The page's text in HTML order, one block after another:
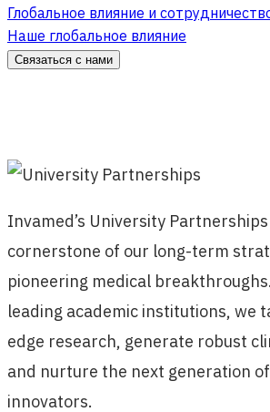
Глобальное влияние и
Наше глобальное влияние
Связаться с нами
Invamed’s University
cornerstone of our long-term
pioneering medical
leading academic institutions, we
edge research, generate robust
and nurture the next generation
innovators.